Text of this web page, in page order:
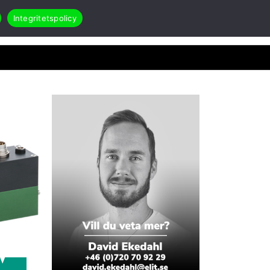
Öppna Applikationer & case
RMA
Integritetspolicy